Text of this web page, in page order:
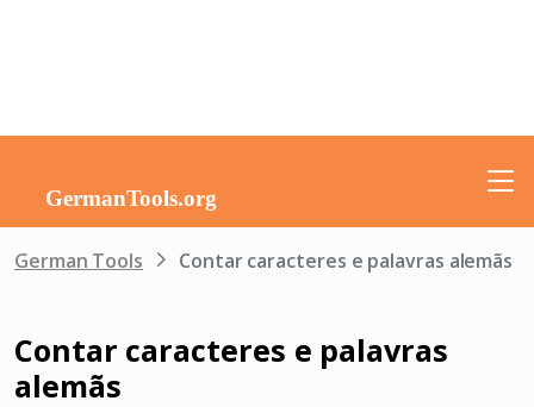
German Tools Contar caracteres e palavras alemãs
Contar caracteres e palavras
alemãs